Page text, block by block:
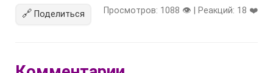
🔗 Поделиться Просмотров: 1088 👁️ | Реакций: 18 ❤️